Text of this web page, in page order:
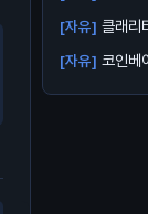
줄까?
[자유] 클래리
[자유] 코인베